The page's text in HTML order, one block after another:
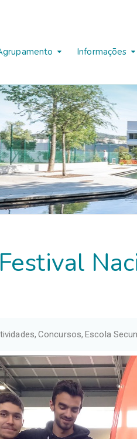
Informações
,Concursos, Escola